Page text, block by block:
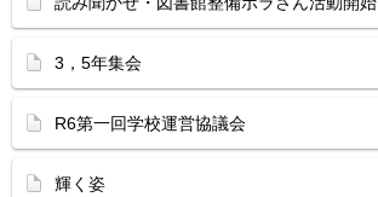
3，5年集会
R6第一回学校運営協議会
輝く姿